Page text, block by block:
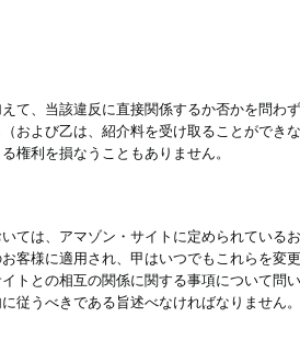
て、当該違反に直接関係するか否かを問わ
および乙は、紹介料を受け取ることができ
権利を損なうこともありません。
ては、アマゾン・サイトに定められている
客様に適用され、甲はいつでもこれらを変
トとの相互の関係に関する事項について問
従うべきである旨述べなければなりません。